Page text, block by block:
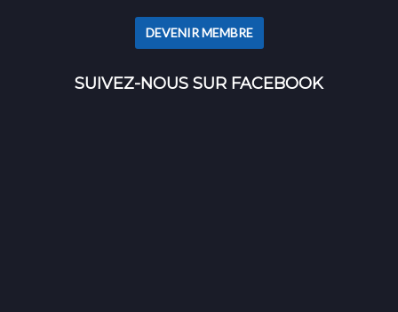
DEVENIR MEMBRE
SUIVEZ-NOUS SUR FACEBOOK